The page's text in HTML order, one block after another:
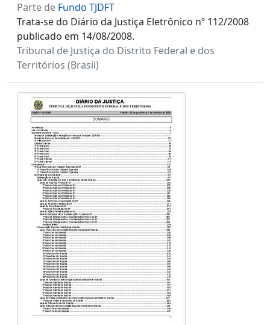
Parte de Fundo TJDFT
Trata-se do Diário da Justiça Eletrônico nº 112/2008
publicado em 14/08/2008.
Tribunal de Justiça do Distrito Federal e dos
Territórios (Brasil)